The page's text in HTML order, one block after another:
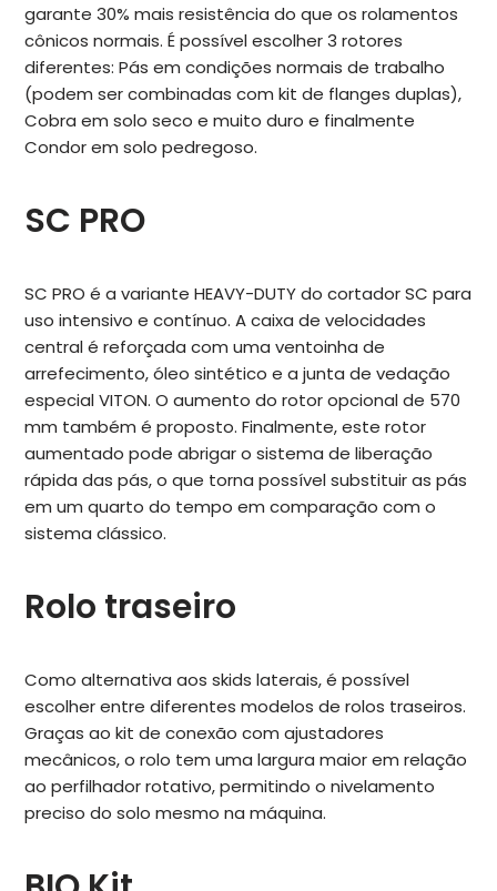
garante 30% mais resistência do que os rolamentos
cônicos normais. É possível escolher 3 rotores
diferentes: Pás em condições normais de trabalho
(podem ser combinadas com kit de flanges duplas),
Cobra em solo seco e muito duro e finalmente
Condor em solo pedregoso.
SC PRO
SC PRO é a variante HEAVY-DUTY do cortador SC para
uso intensivo e contínuo. A caixa de velocidades
central é reforçada com uma ventoinha de
arrefecimento, óleo sintético e a junta de vedação
especial VITON. O aumento do rotor opcional de 570
mm também é proposto. Finalmente, este rotor
aumentado pode abrigar o sistema de liberação
rápida das pás, o que torna possível substituir as pás
em um quarto do tempo em comparação com o
sistema clássico.
Rolo traseiro
Como alternativa aos skids laterais, é possível
escolher entre diferentes modelos de rolos traseiros.
Graças ao kit de conexão com ajustadores
mecânicos, o rolo tem uma largura maior em relação
ao perfilhador rotativo, permitindo o nivelamento
preciso do solo mesmo na máquina.